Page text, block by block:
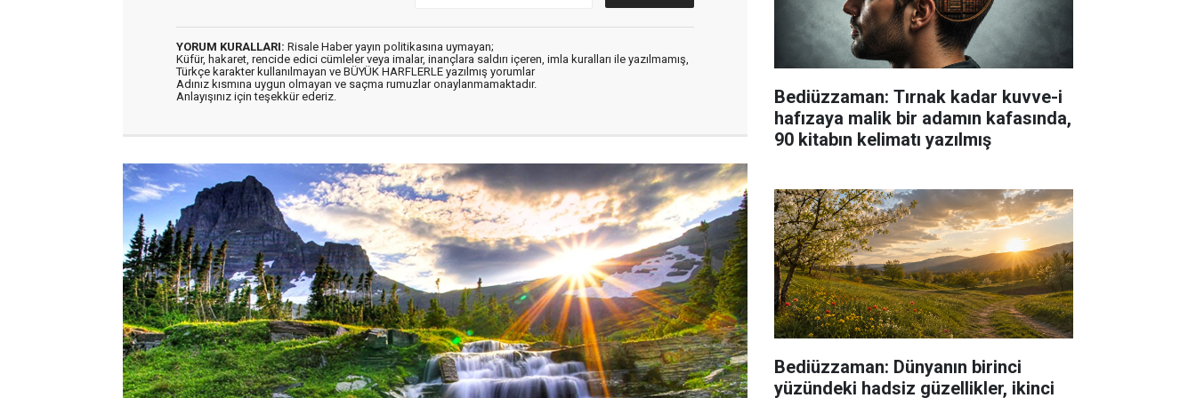
YORUM KURALLARI: Risale Haber yayın politikasına uymayan;
Küfür, hakaret, rencide edici cümleler veya imalar, inançlara saldırı içeren, imla kuralları ile yazılmamış,
Türkçe karakter kullanılmayan ve BÜYÜK HARFLERLE yazılmış yorumlar
Adınız kısmına uygun olmayan ve saçma rumuzlar onaylanmamaktadır.
Anlayışınız için teşekkür ederiz.
Bediüzzaman: Tırnak kadar kuvve-i
hafızaya malik bir adamın kafasında,
90 kitabın kelimatı yazılmış
Bediüzzaman: Dünyanın birinci
yüzündeki hadsiz güzellikler, ikinci